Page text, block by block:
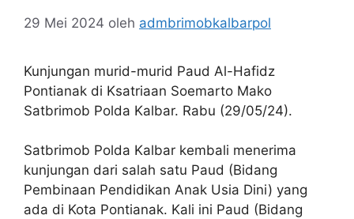
29 Mei 2024 oleh admbrimobkalbarpol
Kunjungan murid-murid Paud Al-Hafidz
Pontianak di Ksatriaan Soemarto Mako
Satbrimob Polda Kalbar. Rabu (29/05/24).
Satbrimob Polda Kalbar kembali menerima
kunjungan dari salah satu Paud (Bidang
Pembinaan Pendidikan Anak Usia Dini) yang
ada di Kota Pontianak. Kali ini Paud (Bidang